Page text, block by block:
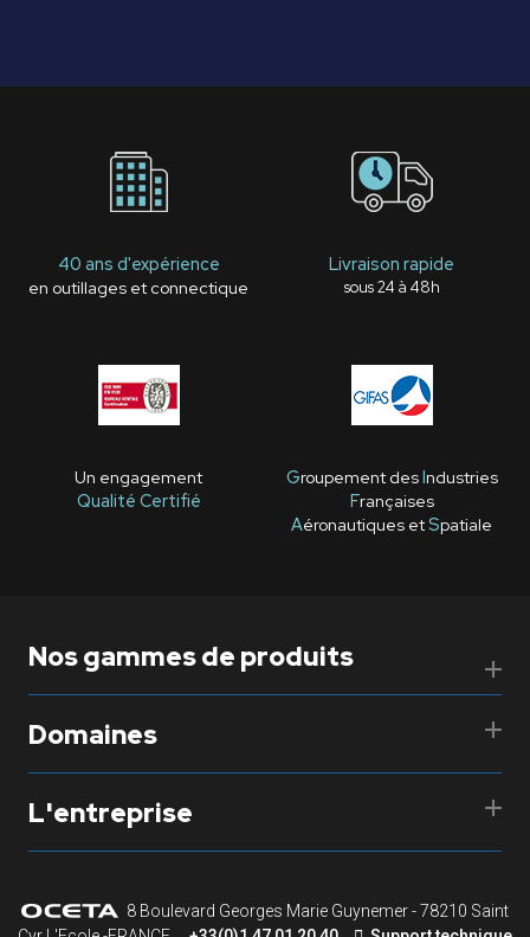
40 ans d'expérience
en outillages et connectique
Livraison rapide
sous 24 à 48h
Un engagement
Qualité Certifié
Groupement desIndustries
Françaises
Aéronautiques etSpatiale
Nos gammes de produits
Domaines
L'entreprise
8 Boulevard Georges Marie Guynemer - 78210 Saint